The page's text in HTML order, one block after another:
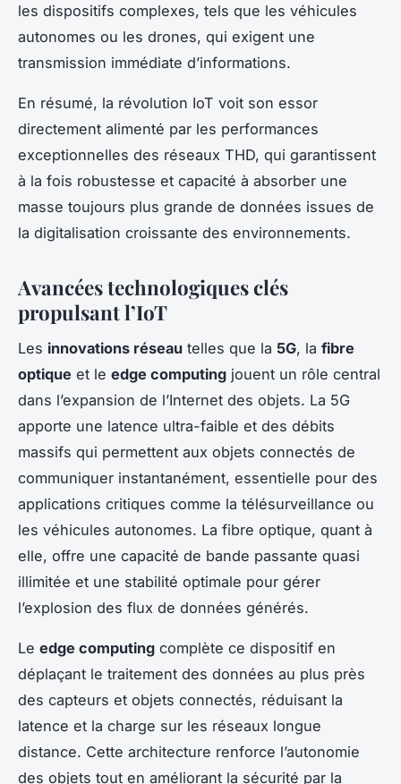
les dispositifs complexes, tels que les véhicules
autonomes ou les drones, qui exigent une
transmission immédiate d’informations.
En résumé, la révolution IoT voit son essor
directement alimenté par les performances
exceptionnelles des réseaux THD, qui garantissent
à la fois robustesse et capacité à absorber une
masse toujours plus grande de données issues de
la digitalisation croissante des environnements.
Avancées technologiques clés
propulsant l’IoT
Les innovations réseau telles que la 5G, la fibre
optique et le edge computing jouent un rôle central
dans l’expansion de l’Internet des objets. La 5G
apporte une latence ultra-faible et des débits
massifs qui permettent aux objets connectés de
communiquer instantanément, essentielle pour des
applications critiques comme la télésurveillance ou
les véhicules autonomes. La fibre optique, quant à
elle, offre une capacité de bande passante quasi
illimitée et une stabilité optimale pour gérer
l’explosion des flux de données générés.
Le edge computing complète ce dispositif en
déplaçant le traitement des données au plus près
des capteurs et objets connectés, réduisant la
latence et la charge sur les réseaux longue
distance. Cette architecture renforce l’autonomie
des objets tout en améliorant la sécurité par la